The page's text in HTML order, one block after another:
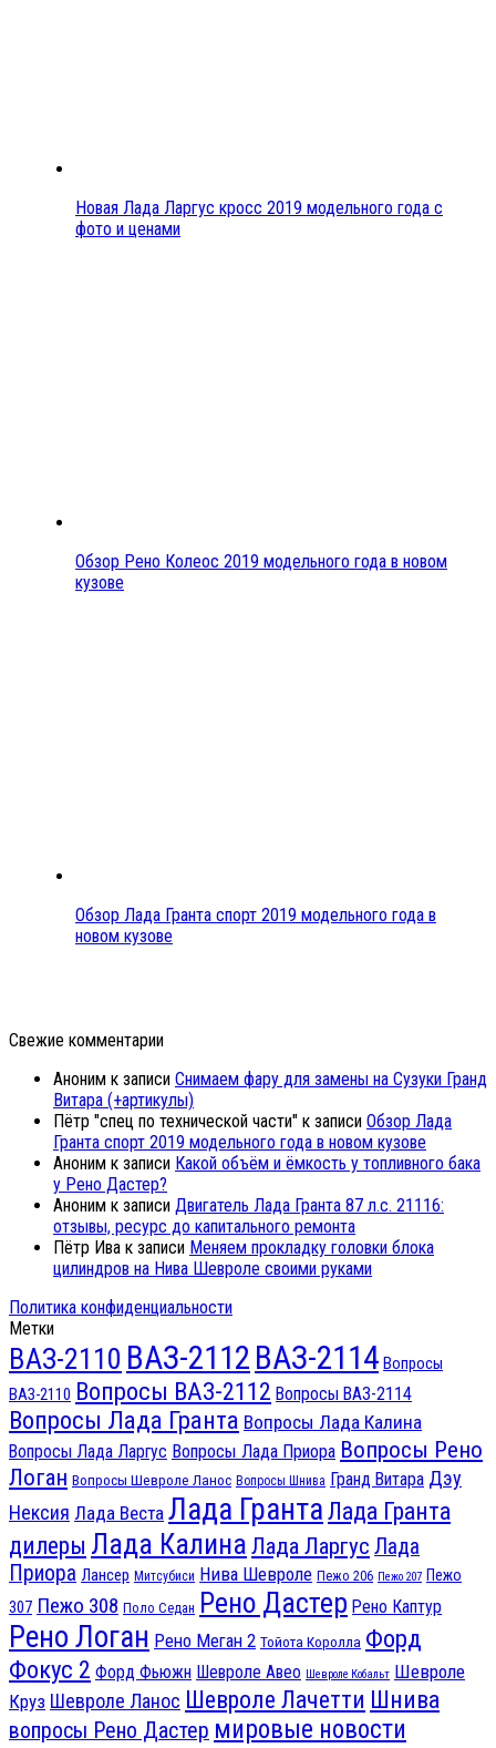
Новая Лада Ларгус кросс 2019 модельного года с
фото и ценами
Обзор Рено Колеос 2019 модельного года в новом
кузове
Обзор Лада Гранта спорт 2019 модельного года в
новом кузове
Свежие комментарии
Аноним к записи Снимаем фару для замены на Сузуки Гранд
Витара (+артикулы)
Пётр "спец по технической части" к записи Обзор Лада
Гранта спорт 2019 модельного года в новом кузове
Аноним к записи Какой объём и ёмкость у топливного бака
у Рено Дастер?
Аноним к записи Двигатель Лада Гранта 87 л.с. 21116:
отзывы, ресурс до капитального ремонта
Пётр Ива к записи Меняем прокладку головки блока
цилиндров на Нива Шевроле своими руками
Политика конфиденциальности
Метки
ВАЗ-2110 ВАЗ-2112 ВАЗ-2114 Вопросы
ВАЗ-2110 Вопросы ВАЗ-2112 Вопросы ВАЗ-2114
Вопросы Лада Гранта Вопросы Лада Калина
Вопросы Лада Ларгус Вопросы Лада Приора Вопросы Рено
Логан Вопросы Шевроле Ланос Вопросы Шнива Гранд Витара Дэу
Нексия Лада Веста Лада Гранта Лада Гранта
дилеры Лада Калина Лада Ларгус Лада
Приора Лансер Митсубиси Нива Шевроле Пежо 206 Пежо 207 Пежо
307 Пежо 308 Поло Седан Рено Дастер Рено Каптур
Рено Логан Рено Меган 2 Тойота Королла Форд
Фокус 2 Форд Фьюжн Шевроле Авео Шевроле Кобальт Шевроле
Круз Шевроле Ланос Шевроле Лачетти Шнива
вопросы Рено Дастер мировые новости